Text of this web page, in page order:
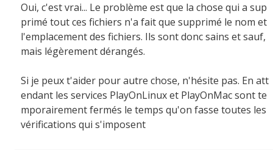
Oui, c'est vrai... Le problème est que la chose qui a sup
primé tout ces fichiers n'a fait que supprimé le nom et
l'emplacement des fichiers. Ils sont donc sains et sauf,
mais légèrement dérangés.
Si je peux t'aider pour autre chose, n'hésite pas. En att
endant les services PlayOnLinux et PlayOnMac sont te
mporairement fermés le temps qu'on fasse toutes les
vérifications qui s'imposent